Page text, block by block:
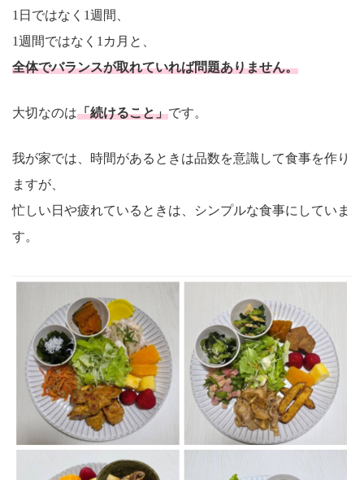
1日ではなく1週間、
1週間ではなく1カ月と、
全体でバランスが取れていれば問題ありません。
大切なのは「続けること」です。
我が家では、時間があるときは品数を意識して食事を作り
ますが、
忙しい日や疲れているときは、シンプルな食事にしていま
す。